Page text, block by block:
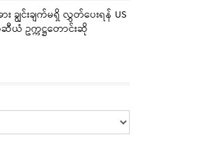
ချွင်းချက်မရှိ လွှတ်ပေးရန် US
ဆီယံ ဥက္ကဋ္ဌတောင်းဆို